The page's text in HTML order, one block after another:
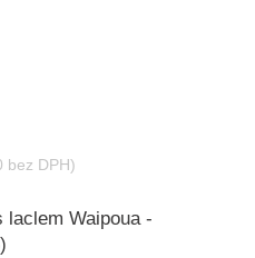
bez DPH)
laclem Waipoua -